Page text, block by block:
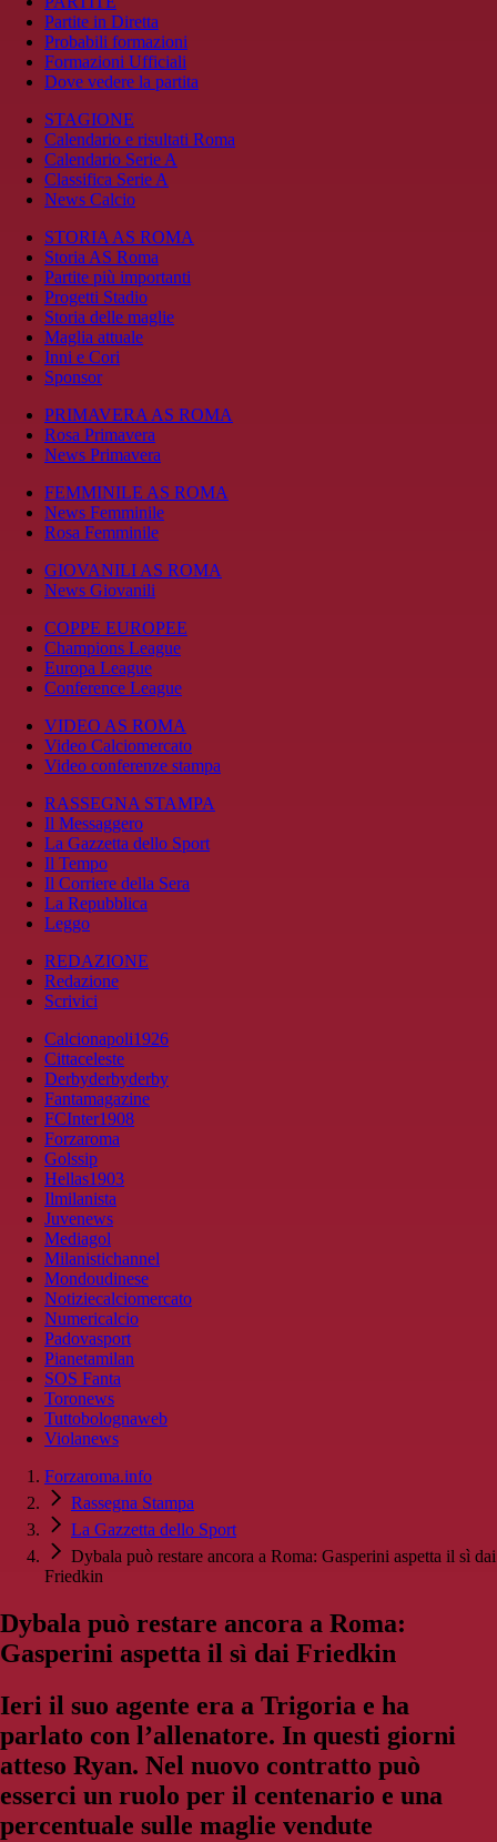
Partite in Diretta
Probabili formazioni
Formazioni Ufficiali
Dove vedere la partita
STAGIONE
Calendario e risultati Roma
Calendario Serie A
Classifica Serie A
News Calcio
STORIA AS ROMA
Storia AS Roma
Partite più importanti
Progetti Stadio
Storia delle maglie
Maglia attuale
Inni e Cori
Sponsor
PRIMAVERA AS ROMA
Rosa Primavera
News Primavera
FEMMINILE AS ROMA
News Femminile
Rosa Femminile
GIOVANILI AS ROMA
News Giovanili
COPPE EUROPEE
Champions League
Europa League
Conference League
VIDEO AS ROMA
Video Calciomercato
Video conferenze stampa
RASSEGNA STAMPA
Il Messaggero
La Gazzetta dello Sport
Il Tempo
Il Corriere della Sera
La Repubblica
Leggo
REDAZIONE
Redazione
Scrivici
Calcionapoli1926
Cittaceleste
Derbyderbyderby
Fantamagazine
FCInter1908
Forzaroma
Golssip
Hellas1903
Ilmilanista
Juvenews
Mediagol
Milanistichannel
Mondoudinese
Notiziecalciomercato
Numericalcio
Padovasport
Pianetamilan
SOS Fanta
Toronews
Tuttobolognaweb
Violanews
Forzaroma.info
Rassegna Stampa
La Gazzetta dello Sport
Dybala può restare ancora a Roma: Gasperini aspetta il sì dai
Friedkin
Dybala può restare ancora a Roma:
Gasperini aspetta il sì dai Friedkin
Ieri il suo agente era a Trigoria e ha
parlato con l’allenatore. In questi giorni
atteso Ryan. Nel nuovo contratto può
esserci un ruolo per il centenario e una
percentuale sulle maglie vendute